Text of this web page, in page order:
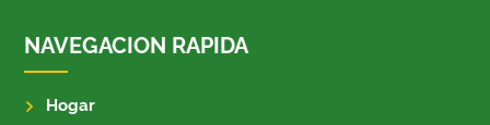
NAVEGACION RAPIDA
Hogar